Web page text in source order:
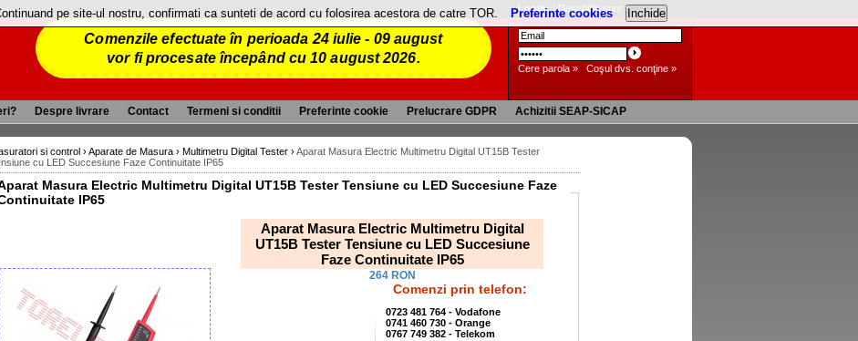
Comenzile efectuate în perioada 24 iulie - 09 august
vor fi procesate începând cu 10 august 2026.
Login: |Deschide cont »
Cere parola » | Coşul dvs. conţine »
Despre livrare Contact Termeni si conditii Preferinte cookie Prelucrare GDPR Achizitii SEAP-SICAP
si control ›Aparate de Masura › Multimetru Digital Tester ›Aparat Masura Electric Multimetru Digital UT15B Tester
cu LED Succesiune Faze Continuitate IP65
Masura Electric Multimetru Digital UT15B Tester Tensiune cu LED Succesiune Faze
IP65
Aparat Masura Electric Multimetru Digital
UT15B Tester Tensiune cu LED Succesiune
Faze Continuitate IP65
264 RON
Comenzi prin telefon:
0723 481 764 - Vodafone
0741 460 730 - Orange
0767 749 382 - Telekom
pe site-ul nostru, confirmati ca sunteti de acord cu folosirea acestora de catre TOR. Preferinte cookies